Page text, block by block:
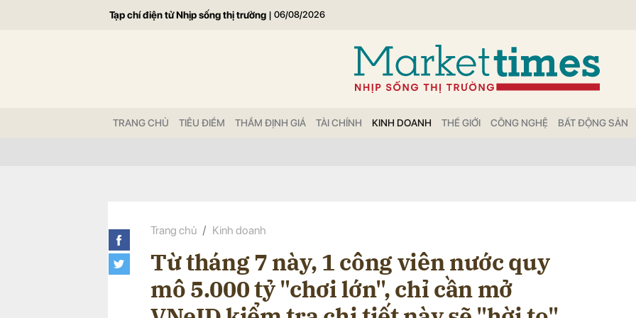
Tạp chí điện tử Nhịp sống thị trường | 06/08/2026
TRANG CHỦ TIÊU ĐIỂM THẨM ĐỊNH GIÁ TÀI CHÍNH KINH DOANH THẾ GIỚI CÔNG NGHỆ BẤT ĐỘNG SẢN
Trang chủ Kinh doanh
Từ tháng 7 này, 1 công viên nước quy
mô 5.000 tỷ "chơi lớn", chỉ cần mở
Gửi bình luận